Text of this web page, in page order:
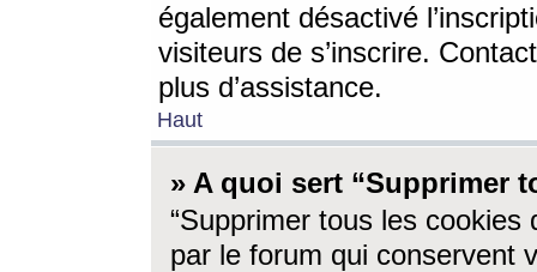
également désactivé
visiteurs de s’inscrire.
plus d’assistance.
Haut
» A quoi sert “Supprimer
“Supprimer tous les cookies
par le forum qui conservent